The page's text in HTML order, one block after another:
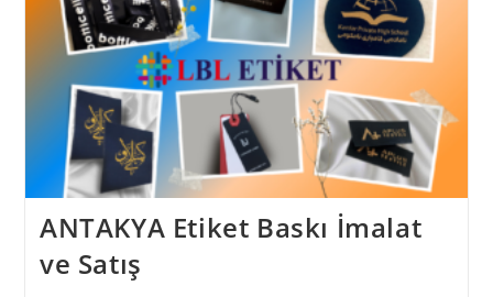
ANTAKYA Etiket Baskı İmalat
ve Satış